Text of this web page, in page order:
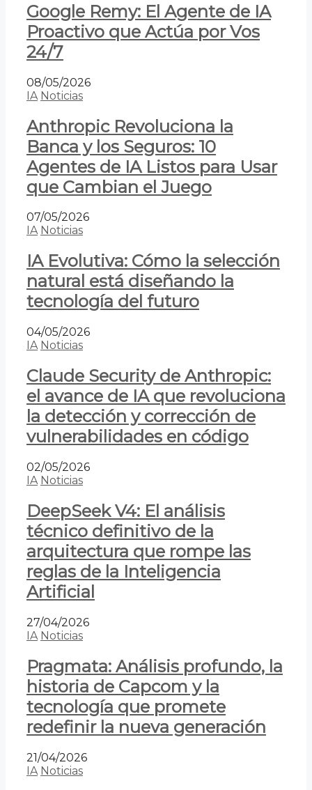
Google Remy: El Agente de IA
Proactivo que Actúa por Vos
24/7
08/05/2026
IA Noticias
Anthropic Revoluciona la
Banca y los Seguros: 10
Agentes de IA Listos para Usar
que Cambian el Juego
07/05/2026
IA Noticias
IA Evolutiva: Cómo la selección
natural está diseñando la
tecnología del futuro
04/05/2026
IA Noticias
Claude Security de Anthropic:
el avance de IA que revoluciona
la detección y corrección de
vulnerabilidades en código
02/05/2026
IA Noticias
DeepSeek V4: El análisis
técnico definitivo de la
arquitectura que rompe las
reglas de la Inteligencia
Artificial
27/04/2026
IA Noticias
Pragmata: Análisis profundo, la
historia de Capcom y la
tecnología que promete
redefinir la nueva generación
21/04/2026
IA Noticias